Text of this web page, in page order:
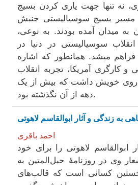
نه تنها جهت یاری کردن بسیج
مسیر بسیج سوسیالیستی جنبش
به میدان آمده بودند. به نوعی،
سوسیالیستی در دنیا در
فراهم میشد. همانطور که اشاره
کارگری آمریکا، تجربه انقلاب
روی خویش داشت که بیش از یک
دهه از آن نگذشته بود.
به زندگی و آثار ابوالقاسم لاهوتی
احمد باقری
ابوالقاسم لاهوتی را برای خود
وی در روزنامۀ حبل‌المتین به
کسانی است که قالب‌های